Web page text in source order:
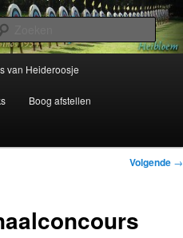
Heideroosje
van Heideroosje
Boog afstellen
Bericht
Volgende →